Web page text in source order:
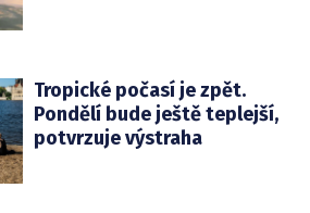
Tropické počasí je zpět.
Pondělí bude ještě teplejší,
potvrzuje výstraha